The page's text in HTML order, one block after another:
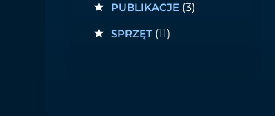
PUBLIKACJE(3)
SPRZĘT(11)